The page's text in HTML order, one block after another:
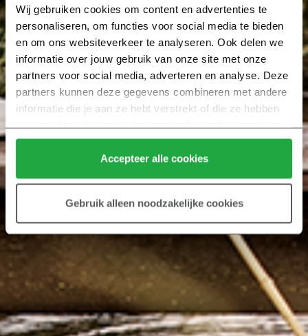
Wij gebruiken cookies om content en advertenties te
personaliseren, om functies voor social media te bieden
en om ons websiteverkeer te analyseren. Ook delen we
informatie over jouw gebruik van onze site met onze
partners voor social media, adverteren en analyse. Deze
partners kunnen deze gegevens combineren met andere
informatie die je aan ze hebt verstrekt of die ze hebben
verzameld op basis van jouw gebruik van hun services.
Klik hier voor meer informatie over ons cookiebeleid.
Accepteer alle cookies
Gebruik alleen noodzakelijke cookies